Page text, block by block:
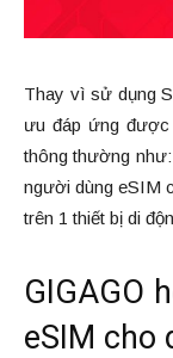
Thay vì sử dụng
ưu đáp ứng
thông thường
người dùng eSIM
trên 1 thiết bị di
GIGAGO
eSIM cho